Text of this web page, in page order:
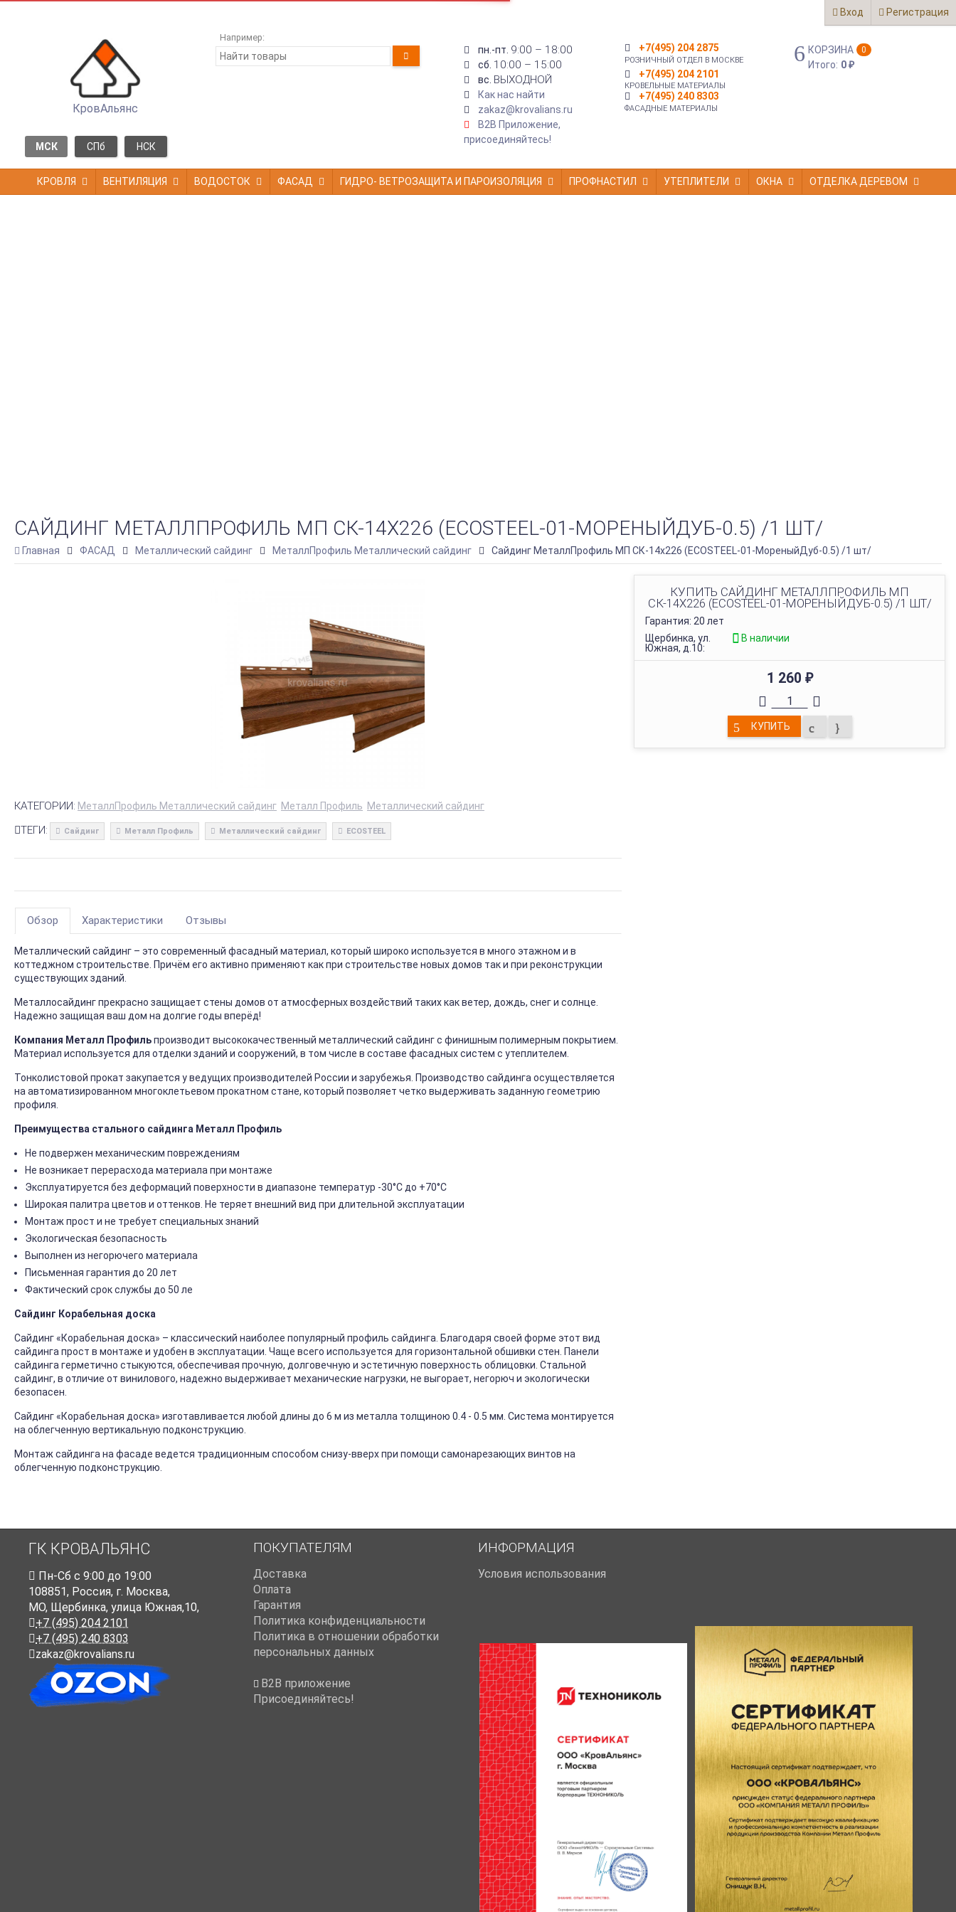
Вход Регистрация
КровАльянс
МСК СПб НСК
Например:
пн.-пт. 9:00 – 18:00
сб. 10:00 – 15:00
вс. ВЫХОДНОЙ
Как нас найти
zakaz@krovalians.ru
B2B Приложение,
присоединяйтесь!
+7(495) 204 2875
РОЗНИЧНЫЙ ОТДЕЛ В МОСКВЕ
+7(495) 204 2101
КРОВЕЛЬНЫЕ МАТЕРИАЛЫ
+7(495) 240 8303
ФАСАДНЫЕ МАТЕРИАЛЫ
КОРЗИНА 0
Итого: 0₽
КРОВЛЯ ВЕНТИЛЯЦИЯ ВОДОСТОК ФАСАД ГИДРО- ВЕТРОЗАЩИТА И ПАРОИЗОЛЯЦИЯ ПРОФНАСТИЛ УТЕПЛИТЕЛИ ОКНА ОТДЕЛКА ДЕРЕВОМ
САЙДИНГ МЕТАЛЛПРОФИЛЬ МП СК-14Х226 (ECOSTEEL-01-МОРЕНЫЙДУБ-0.5) /1 ШТ/
Главная ФАСАД Металлический сайдинг МеталлПрофиль Металлический сайдинг Сайдинг МеталлПрофиль МП СК-14х226 (ECOSTEEL-01-МореныйДуб-0.5) /1 шт/
КУПИТЬ САЙДИНГ МЕТАЛЛПРОФИЛЬ МП
СК-14Х226 (ECOSTEEL-01-МОРЕНЫЙДУБ-0.5) /1 ШТ/
Гарантия: 20 лет
Щербинка, ул.
Южная, д.10:
В наличии
1 260 ₽
КУПИТЬ
КАТЕГОРИИ: МеталлПрофиль Металлический сайдинг Металл Профиль Металлический сайдинг
ТЕГИ: Сайдинг Металл Профиль Металлический сайдинг ECOSTEEL
Обзор Характеристики Отзывы
Металлический сайдинг – это современный фасадный материал, который широко используется в много этажном и в
коттеджном строительстве. Причём его активно применяют как при строительстве новых домов так и при реконструкции
существующих зданий.
Металлосайдинг прекрасно защищает стены домов от атмосферных воздействий таких как ветер, дождь, снег и солнце.
Надежно защищая ваш дом на долгие годы вперёд!
Компания Металл Профильпроизводит высококачественный металлический сайдинг с финишным полимерным покрытием.
Материал используется для отделки зданий и сооружений, в том числе в составе фасадных систем с утеплителем.
Тонколистовой прокат закупается у ведущих производителей России и зарубежья. Производство сайдинга осуществляется
на автоматизированном многоклетьевом прокатном стане, который позволяет четко выдерживать заданную геометрию
профиля.
Преимущества стального сайдинга Металл Профиль
Не подвержен механическим повреждениям
Не возникает перерасхода материала при монтаже
Эксплуатируется без деформаций поверхности в диапазоне температур -30°C до +70°C
Широкая палитра цветов и оттенков. Не теряет внешний вид при длительной эксплуатации
Монтаж прост и не требует специальных знаний
Экологическая безопасность
Выполнен из негорючего материала
Письменная гарантия до 20 лет
Фактический срок службы до 50 ле
Сайдинг Корабельная доска
Сайдинг «Корабельная доска» – классический наиболее популярный профиль сайдинга. Благодаря своей форме этот вид
сайдинга прост в монтаже и удобен в эксплуатации. Чаще всего используется для горизонтальной обшивки стен. Панели
сайдинга герметично стыкуются, обеспечивая прочную, долговечную и эстетичную поверхность облицовки. Стальной
сайдинг, в отличие от винилового, надежно выдерживает механические нагрузки, не выгорает, негорюч и экологически
безопасен.
Сайдинг «Корабельная доска» изготавливается любой длины до 6 м из металла толщиною 0.4 - 0.5 мм. Система монтируется
на облегченную вертикальную подконструкцию.
Монтаж сайдинга на фасаде ведется традиционным способом снизу-вверх при помощи самонарезающих винтов на
облегченную подконструкцию.
ГК КРОВАЛЬЯНС
Пн-Cб с 9:00 до 19:00
108851, Россия, г. Москва,
МО, Щербинка, улица Южная,10,
+7 (495) 204 2101
+7 (495) 240 8303
zakaz@krovalians.ru
ПОКУПАТЕЛЯМ
Доставка
Оплата
Гарантия
Политика конфиденциальности
Политика в отношении обработки
персональных данных
B2B приложение
Присоединяйтесь!
ИНФОРМАЦИЯ
Условия использования